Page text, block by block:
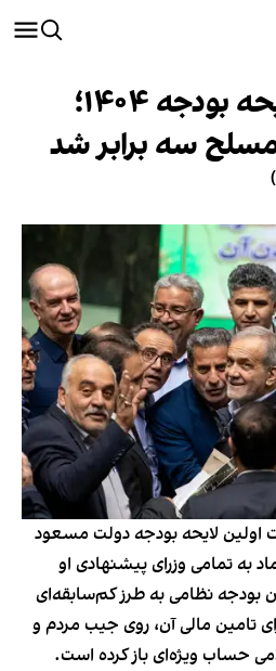
تصویب کلیات لایحه بودجه ۱۴۰۴؛
سه برابر شد
اولین لایحه بودجه دولت مسعود
به تمامی وزرای پیشنهادی او
بودجه نظامی به طرز کم‌سابقه‌ای
تامین مالی آن، روی جیب مردم و
حساب ویژه‌ای باز کرده است.